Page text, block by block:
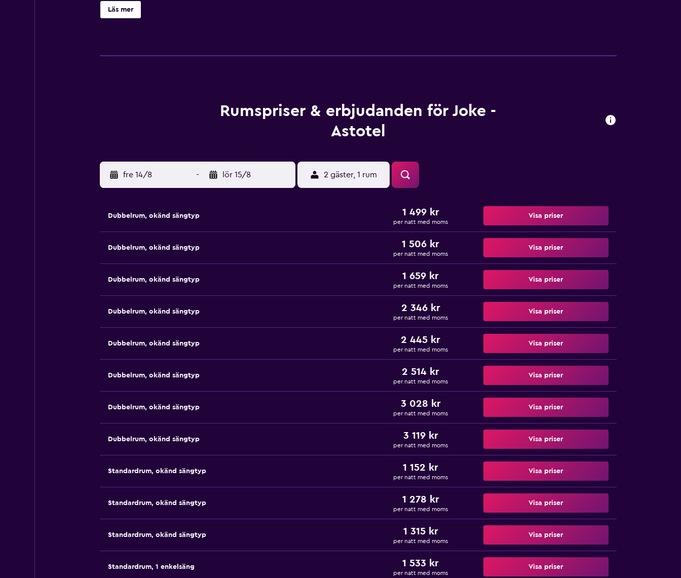
handdukar och byte av lakan kan fås på begäran. Städning sker dagligen.
Läs mer
Rumspriser & erbjudanden för Joke -
Astotel
fre 14/8 - lör 15/8 2 gäster, 1 rum
Dubbelrum, okänd sängtyp 1 499 kr
per natt med moms
Visa priser
Dubbelrum, okänd sängtyp 1 506 kr
per natt med moms
Visa priser
Dubbelrum, okänd sängtyp 1 659 kr
per natt med moms
Visa priser
Dubbelrum, okänd sängtyp 2 346 kr
per natt med moms
Visa priser
Dubbelrum, okänd sängtyp 2 445 kr
per natt med moms
Visa priser
Dubbelrum, okänd sängtyp 2 514 kr
per natt med moms
Visa priser
Dubbelrum, okänd sängtyp 3 028 kr
per natt med moms
Visa priser
Dubbelrum, okänd sängtyp 3 119 kr
per natt med moms
Visa priser
Standardrum, okänd sängtyp 1 152 kr
per natt med moms
Visa priser
Standardrum, okänd sängtyp 1 278 kr
per natt med moms
Visa priser
Standardrum, okänd sängtyp 1 315 kr
per natt med moms
Visa priser
Standardrum, 1 enkelsäng 1 533 kr
per natt med moms
Visa priser